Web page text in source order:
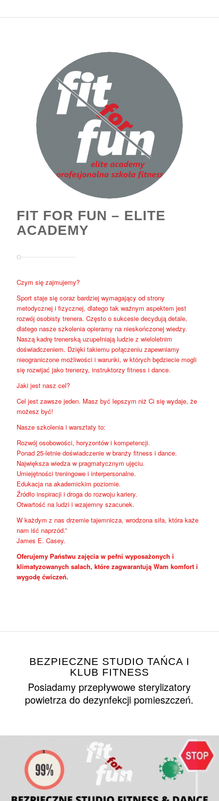
FIT FOR FUN – ELITE
ACADEMY
Czym się zajmujemy?
Sport staje się coraz bardziej wymagający od strony
metodycznej i fizycznej, dlatego tak ważnym aspektem jest
rozwój osobisty trenera. Często o sukcesie decydują detale,
dlatego nasze szkolenia opieramy na nieskończonej wiedzy.
Naszą kadrę trenerską uzupełniają ludzie z wieloletnim
doświadczeniem. Dzięki takiemu połączeniu zapewniamy
nieograniczone możliwości i warunki, w których będziecie mogli
się rozwijać jako trenerzy, instruktorzy fitness i dance.
Jaki jest nasz cel?
Cel jest zawsze jeden. Masz być lepszym niż Ci się wydaje, że
możesz być!
Nasze szkolenia i warsztaty to:
Rozwój osobowości, horyzontów i kompetencji.
Ponad 25-letnie doświadczenie w branży fitness i dance.
Największa wiedza w pragmatycznym ujęciu.
Umiejętności treningowe i interpersonalne.
Edukacja na akademickim poziomie.
Źródło inspiracji i droga do rozwoju kariery.
Otwartość na ludzi i wzajemny szacunek.
W każdym z nas drzemie tajemnicza, wrodzona siła, która każe
nam iść naprzód.”
James E. Casey.
Oferujemy Państwu zajęcia w pełni wyposażonych i
klimatyzowanych salach, które zagwarantują Wam komfort i
wygodę ćwiczeń.
BEZPIECZNE STUDIO TAŃCA I
KLUB FITNESS
Posiadamy przepływowe sterylizatory
powietrza do dezynfekcji pomieszczeń.